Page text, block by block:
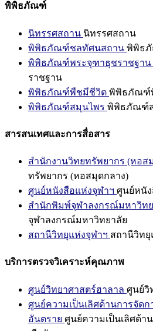
พิพิธภัณฑ์
นิทรรศสถาน นิทรรศสถาน
พิพิธภัณฑ์ชลทัศนสถาน พิพิธ
พิพิธภัณฑ์พระจุฑาธุชราชฐาน
ราชฐาน
พิพิธภัณฑ์พืชมีชีวิต พิพิธภัณฑ์
พิพิธภัณฑ์สมุนไพร พิพิธภัณฑ์
สารสนเทศและการสื่อสาร
สำนักงานวิทยทรัพยากร (หอส
ทรัพยากร (หอสมุดกลาง)
ศูนย์หนังสือแห่งจุฬาฯ ศูนย์หนั
สำนักพิมพ์จุฬาลงกรณ์มหาวิท
จุฬาลงกรณ์มหาวิทยาลัย
สถานีวิทยุแห่งจุฬาฯ สถานีวิทยุ
บริการตรวจวิเคราะห์คุณภาพ
ศูนย์วิทยาศาสตร์ฮาลาล ศูนย์วิ
ศูนย์ความเป็นเลิศด้านการจัดก
อันตราย ศูนย์ความเป็นเลิศด้า